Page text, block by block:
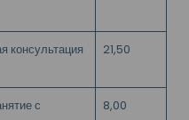
консультация
21,50
с
8,00